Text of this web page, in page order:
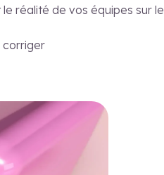
réalité de vos équipes sur le
corriger